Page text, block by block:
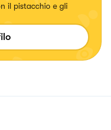
il pistacchio e gli